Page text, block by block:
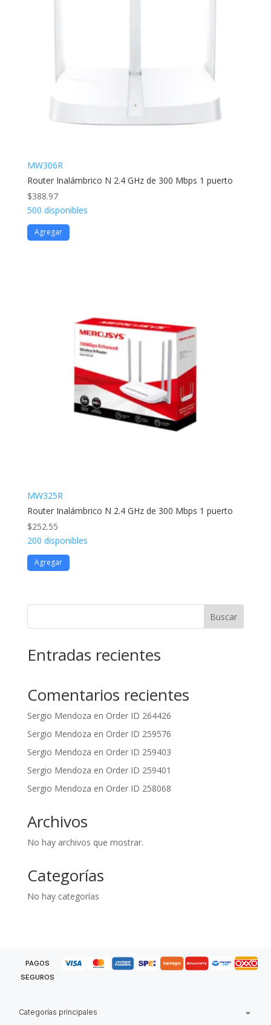
MW306R
Router Inalámbrico N 2.4 GHz de 300 Mbps 1 puerto
$388.97
500 disponibles
Agregar
MW325R
Router Inalámbrico N 2.4 GHz de 300 Mbps 1 puerto
$252.55
200 disponibles
Agregar
Buscar
Entradas recientes
Comentarios recientes
Sergio Mendoza en Order ID 264426
Sergio Mendoza en Order ID 259576
Sergio Mendoza en Order ID 259403
Sergio Mendoza en Order ID 259401
Sergio Mendoza en Order ID 258068
Archivos
No hay archivos que mostrar.
Categorías
No hay categorías
PAGOS
SEGUROS
Categorías principales